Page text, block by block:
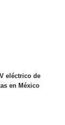
eléctrico de
en México